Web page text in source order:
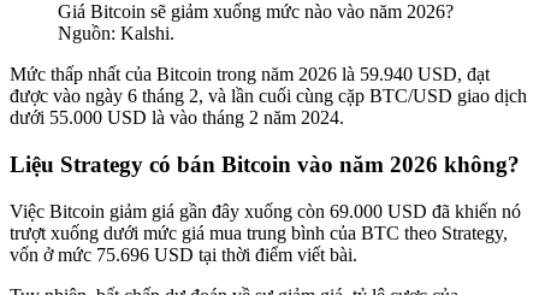
Giá Bitcoin sẽ giảm xuống mức nào vào năm 2026?
Nguồn: Kalshi.
Mức thấp nhất của Bitcoin trong năm 2026 là 59.940 USD, đạt
được vào ngày 6 tháng 2, và lần cuối cùng cặp BTC/USD giao dịch
dưới 55.000 USD là vào tháng 2 năm 2024.
Liệu Strategy có bán Bitcoin vào năm 2026 không?
Việc Bitcoin giảm giá gần đây xuống còn 69.000 USD đã khiến nó
trượt xuống dưới mức giá mua trung bình của BTC theo Strategy,
vốn ở mức 75.696 USD tại thời điểm viết bài.